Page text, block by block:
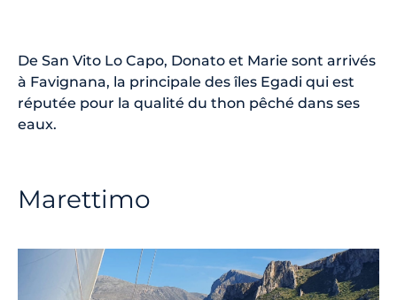
De San Vito Lo Capo, Donato et Marie sont arrivés
à Favignana, la principale des îles Egadi qui est
réputée pour la qualité du thon pêché dans ses
eaux.
Marettimo